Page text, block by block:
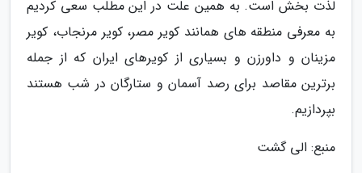
لذت بخش است. به همین علت در این مطلب سعی کردیم
به معرفی منطقه های همانند کویر مصر، کویر مرنجاب، کویر
مزینان و داورزن و بسیاری از کویرهای ایران که از جمله
برترین مقاصد برای رصد آسمان و ستارگان در شب هستند
بپردازیم.
منبع: الی گشت